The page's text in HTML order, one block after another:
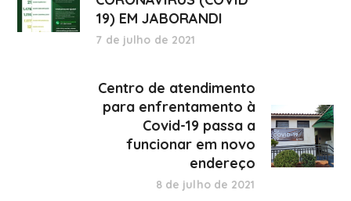
19) EM JABORANDI
7 de julho de 2021
Centro de atendimento
para enfrentamento à
Covid-19 passa a
funcionar em novo
endereço
8 de julho de 2021